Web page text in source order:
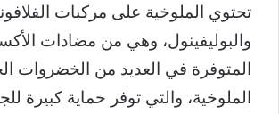
تحتوي الملوخية على مركبات
والبوليفينول، وهي من مضادات
المتوفرة في العديد من الخضروات
الملوخية، والتي توفر حماية كبيرة